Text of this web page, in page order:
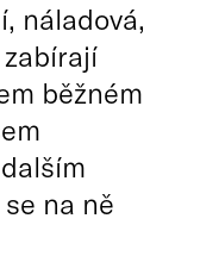
náladová,
běžném
na ně